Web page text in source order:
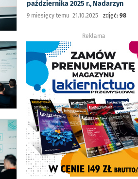
października 2025 r., Nadarzyn
9 miesięcy temu 21.10.2025 zdjęć: 98
Reklama